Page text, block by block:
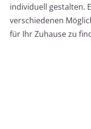
individuell gestalten.
verschiedenen
für Ihr Zuhause zu